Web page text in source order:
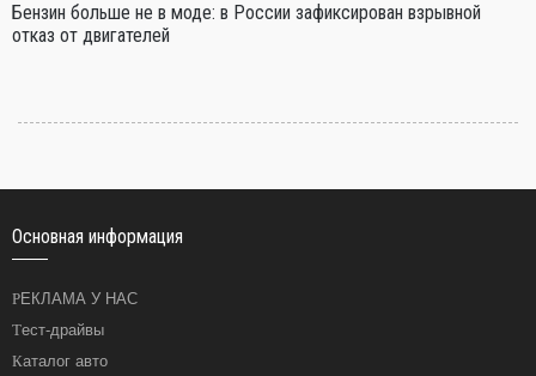
Бензин больше не в моде: в России зафиксирован взрывной
отказ от двигателей
Основная информация
РЕКЛАМА У НАС
Тест-драйвы
Каталог авто